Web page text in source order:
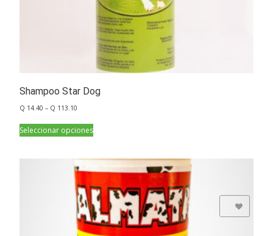
Shampoo Star Dog
Q 14.40 – Q 113.10
Seleccionar opciones
Add to Wishlist